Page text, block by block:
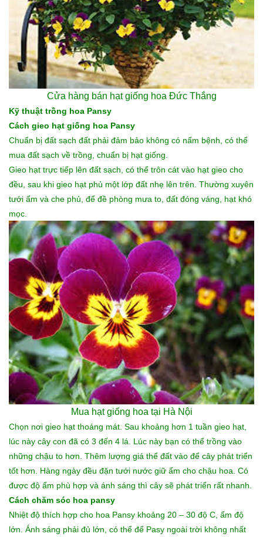
Cửa hàng bán hạt giống hoa Đức Thắng
Kỹ thuật trồng hoa Pansy
Cách gieo hạt giống hoa Pansy
Chuẩn bị đất sạch đất phải đảm bảo không có nấm bệnh, có thể
mua đất sạch về trồng, chuẩn bị hạt giống.
Gieo hạt trực tiếp lên đất sạch, có thể trôn cát vào hạt gieo cho
đều, sau khi gieo hạt phủ một lớp đất nhẹ lên trên. Thường xuyên
tưới ẩm và che phủ, để đề phòng mưa to, đất đóng váng, hạt khó
mọc.
Mua hạt giống hoa tại Hà Nội
Chọn nơi gieo hạt thoáng mát. Sau khoảng hơn 1 tuần gieo hạt,
lúc này cây con đã có 3 đến 4 lá. Lúc này bạn có thể trồng vào
những chậu to hơn. Thêm lượng giá thể đất vào để cây phát triển
tốt hơn. Hàng ngày đều đặn tưới nước giữ ẩm cho chậu hoa. Có
được độ ẩm phù hợp và ánh sáng thì cây sẽ phát triển rất nhanh.
Cách chăm sóc hoa pansy
Nhiệt độ thích hợp cho hoa Pansy khoảng 20 – 30 độ C, ẩm độ
lớn. Ánh sáng phải đủ lớn, có thể để Pasy ngoài trời không nhất